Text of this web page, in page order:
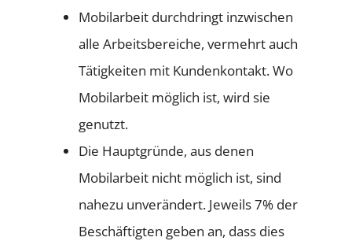
Mobilarbeit durchdringt inzwischen
alle Arbeitsbereiche, vermehrt auch
Tätigkeiten mit Kundenkontakt. Wo
Mobilarbeit möglich ist, wird sie
genutzt.
Die Hauptgründe, aus denen
Mobilarbeit nicht möglich ist, sind
nahezu unverändert. Jeweils 7% der
Beschäftigten geben an, dass dies